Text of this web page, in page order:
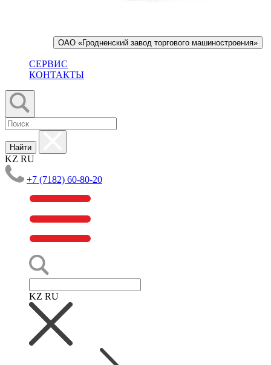
ОАО «Гродненский завод торгового машиностроения»
СЕРВИС
КОНТАКТЫ
Найти
KZ RU
+7 (7182) 60-80-20
KZ RU